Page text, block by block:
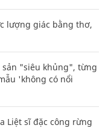
lượng giác bằng thơ,
sản "siêu khủng", từng
'không có nổi
Liệt sĩ đặc công rừng